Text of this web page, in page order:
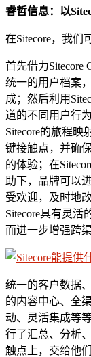
睿哲信息：以
在Sitecore，我们
首先借力Sitecore
统一的用户档案
成；然后利用
道的不同用户行
Sitecore的旅程
键接触点，并确
的体验；在
助下，品牌可以
受欢迎，及时地
Sitecore具有灵
而进一步增强跨
统一的客户数据
的内容中心、全
动、灵活集成等
行了汇总、分析
触点上，交给他